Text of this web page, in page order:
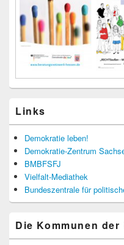
Links
Demokratie leben!
Demokratie-Zentrum
BMBFSFJ
Vielfalt-Mediathek
Bundeszentrale für
Die Kommunen